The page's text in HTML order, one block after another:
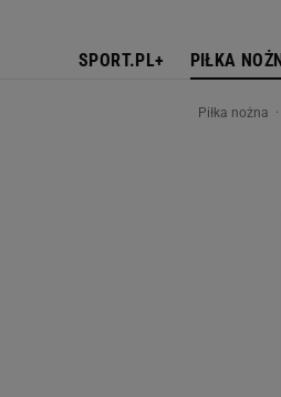
SPORT.PL+ PIŁKA
Piłka nożna